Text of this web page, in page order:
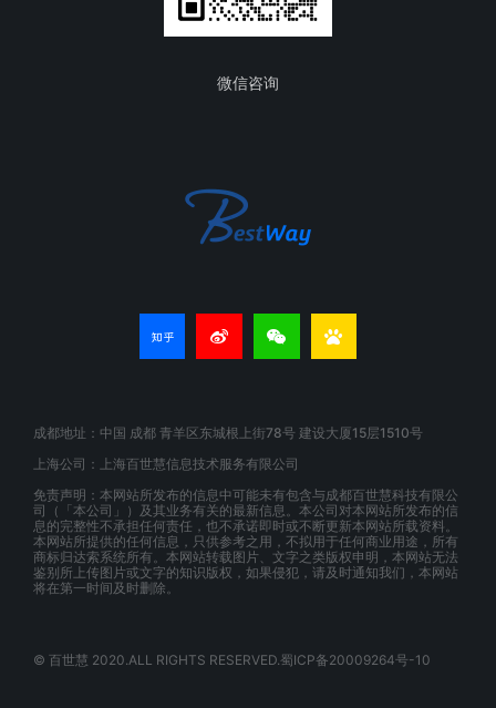
微信咨询
成都地址：中国 成都 青羊区东城根上街78号 建设大厦15层1510号
上海公司：上海百世慧信息技术服务有限公司
免责声明：本网站所发布的信息中可能未有包含与成都百世慧科技有限公
司（「本公司」）及其业务有关的最新信息。本公司对本网站所发布的信
息的完整性不承担任何责任，也不承诺即时或不断更新本网站所载资料。
本网站所提供的任何信息，只供参考之用，不拟用于任何商业用途，所有
商标归达索系统所有。本网站转载图片、文字之类版权申明，本网站无法
鉴别所上传图片或文字的知识版权，如果侵犯，请及时通知我们，本网站
将在第一时间及时删除。
© 百世慧 2020.ALL RIGHTS RESERVED.蜀ICP备20009264号-10